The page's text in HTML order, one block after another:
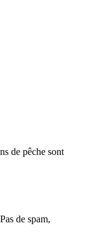
de pêche sont
de spam,